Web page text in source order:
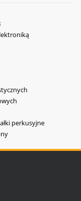
perkusyjne